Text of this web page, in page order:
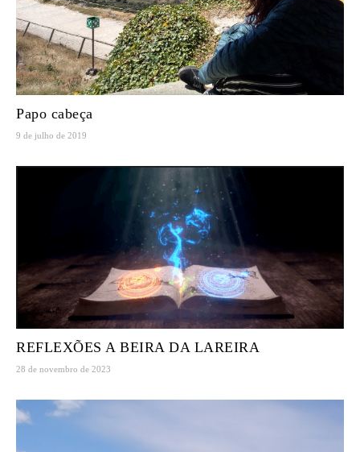
Papo cabeça
9 de julho de 2019
REFLEXÕES A BEIRA DA LAREIRA
28 de novembro de 2023